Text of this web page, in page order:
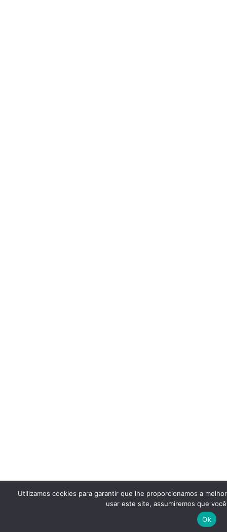
Utilizamos cookies para garantir que lhe proporcionamos a
usar este site, assumiremos que
Ok